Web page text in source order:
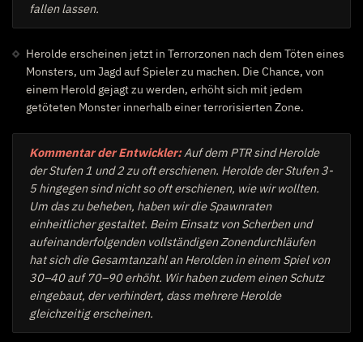
fallen lassen.
Herolde erscheinen jetzt in Terrorzonen nach dem Töten eines
Monsters, um Jagd auf Spieler zu machen. Die Chance, von
einem Herold gejagt zu werden, erhöht sich mit jedem
getöteten Monster innerhalb einer terrorisierten Zone.
Kommentar der Entwickler:Auf dem PTR sind Herolde
der Stufen 1 und 2 zu oft erschienen. Herolde der Stufen 3-
5 hingegen sind nicht so oft erschienen, wie wir wollten.
Um das zu beheben, haben wir die Spawnraten
einheitlicher gestaltet. Beim Einsatz von Scherben und
aufeinanderfolgenden vollständigen Zonendurchläufen
hat sich die Gesamtanzahl an Herolden in einem Spiel von
30–40 auf 70–90 erhöht. Wir haben zudem einen Schutz
eingebaut, der verhindert, dass mehrere Herolde
gleichzeitig erscheinen.